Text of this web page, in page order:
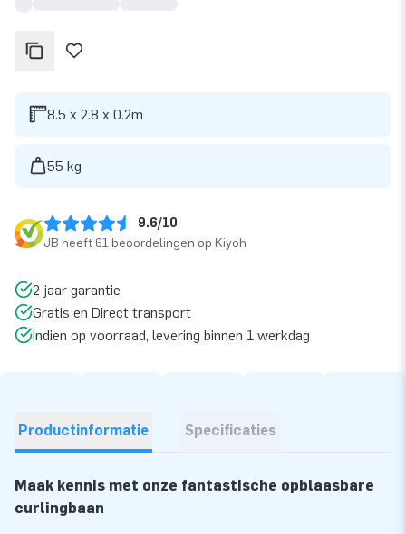
8.5 x 2.8 x 0.2m
55 kg
9.6/10
JB heeft 61 beoordelingen op Kiyoh
2 jaar garantie
Gratis en Direct transport
Indien op voorraad, levering binnen 1 werkdag
Productinformatie Specificaties
Maak kennis met onze fantastische opblaasbare
curlingbaan